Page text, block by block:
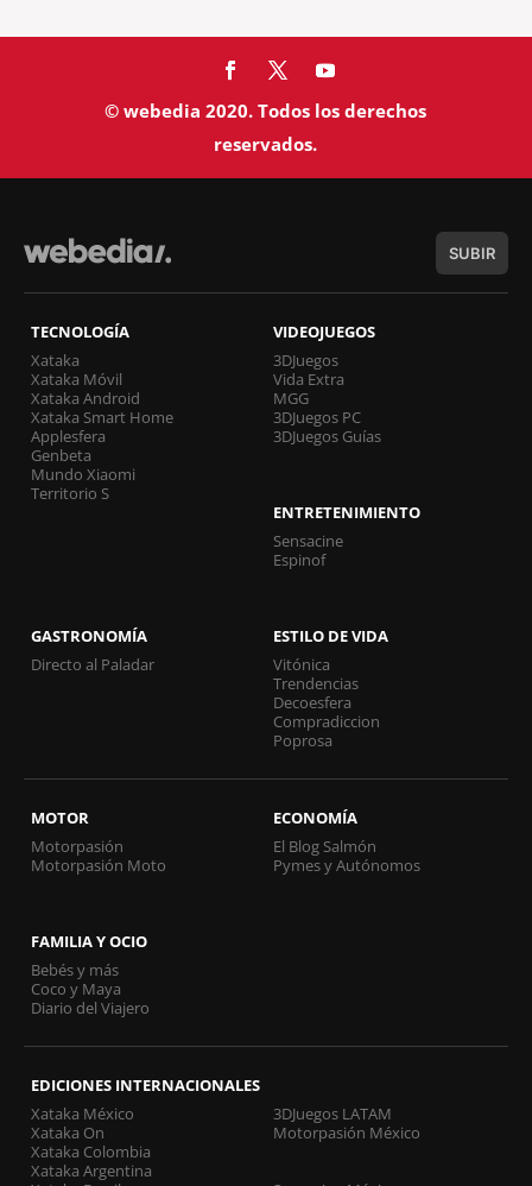
© webedia 2020. Todos los derechos
reservados.
SUBIR
TECNOLOGÍA
Xataka
Xataka Móvil
Xataka Android
Xataka Smart Home
Applesfera
Genbeta
Mundo Xiaomi
Territorio S
VIDEOJUEGOS
3DJuegos
Vida Extra
MGG
3DJuegos PC
3DJuegos Guías
ENTRETENIMIENTO
Sensacine
Espinof
GASTRONOMÍA
Directo al Paladar
ESTILO DE VIDA
Vitónica
Trendencias
Decoesfera
Compradiccion
Poprosa
MOTOR
Motorpasión
Motorpasión Moto
ECONOMÍA
El Blog Salmón
Pymes y Autónomos
FAMILIA Y OCIO
Bebés y más
Coco y Maya
Diario del Viajero
EDICIONES INTERNACIONALES
Xataka México
Xataka On
Xataka Colombia
Xataka Argentina
3DJuegos LATAM
Motorpasión México